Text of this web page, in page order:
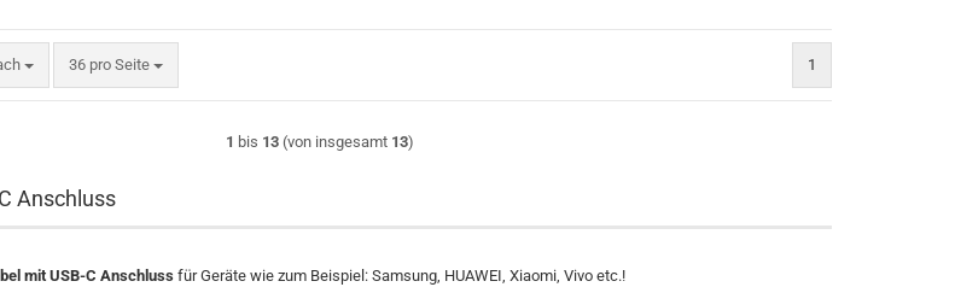
36 pro Seite
pro Seite 1
1 bis 13 (von insgesamt 13)
Anschluss
mit USB-C Anschlussfür Geräte wie zum Beispiel: Samsung, HUAWEI, Xiaomi, Vivo etc.!